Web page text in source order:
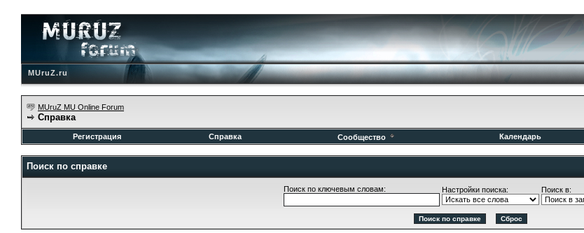
MUruZ.ru
MUruZ MU Online Forum
Справка
Регистрация
Справка Сообщество Календарь
Поиск по справке
Поиск по ключевым словам: Настройки поиска: Поиск в: